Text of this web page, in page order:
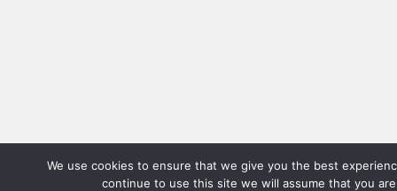
We use cookies to ensure that we give you the best
continue to use this site we will assume that you